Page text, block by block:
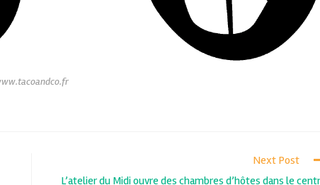
Next Post
L’atelier du Midi ouvre des chambres d’hôtes dans le